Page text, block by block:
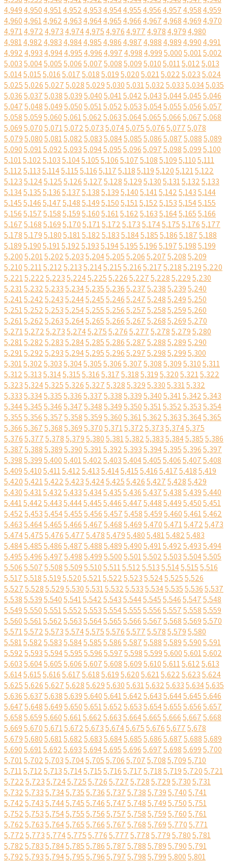
4,9494,9504,9514,9524,9534,9544,9554,9564,9574,9584,959
4,9604,9614,9624,9634,9644,9654,9664,9674,9684,9694,970
4,9714,9724,9734,9744,9754,9764,9774,9784,9794,980
4,9814,9824,9834,9844,9854,9864,9874,9884,9894,9904,991
4,9924,9934,9944,9954,9964,9974,9984,9995,0005,0015,002
5,0035,0045,0055,0065,0075,0085,0095,0105,0115,0125,013
5,0145,0155,0165,0175,0185,0195,0205,0215,0225,0235,024
5,0255,0265,0275,0285,0295,0305,0315,0325,0335,0345,035
5,0365,0375,0385,0395,0405,0415,0425,0435,0445,0455,046
5,0475,0485,0495,0505,0515,0525,0535,0545,0555,0565,057
5,0585,0595,0605,0615,0625,0635,0645,0655,0665,0675,068
5,0695,0705,0715,0725,0735,0745,0755,0765,0775,078
5,0795,0805,0815,0825,0835,0845,0855,0865,0875,0885,089
5,0905,0915,0925,0935,0945,0955,0965,0975,0985,0995,100
5,1015,1025,1035,1045,1055,1065,1075,1085,1095,1105,111
5,1125,1135,1145,1155,1165,1175,1185,1195,1205,1215,122
5,1235,1245,1255,1265,1275,1285,1295,1305,1315,1325,133
5,1345,1355,1365,1375,1385,1395,1405,1415,1425,1435,144
5,1455,1465,1475,1485,1495,1505,1515,1525,1535,1545,155
5,1565,1575,1585,1595,1605,1615,1625,1635,1645,1655,166
5,1675,1685,1695,1705,1715,1725,1735,1745,1755,1765,177
5,1785,1795,1805,1815,1825,1835,1845,1855,1865,1875,188
5,1895,1905,1915,1925,1935,1945,1955,1965,1975,1985,199
5,2005,2015,2025,2035,2045,2055,2065,2075,2085,209
5,2105,2115,2125,2135,2145,2155,2165,2175,2185,2195,220
5,2215,2225,2235,2245,2255,2265,2275,2285,2295,230
5,2315,2325,2335,2345,2355,2365,2375,2385,2395,240
5,2415,2425,2435,2445,2455,2465,2475,2485,2495,250
5,2515,2525,2535,2545,2555,2565,2575,2585,2595,260
5,2615,2625,2635,2645,2655,2665,2675,2685,2695,270
5,2715,2725,2735,2745,2755,2765,2775,2785,2795,280
5,2815,2825,2835,2845,2855,2865,2875,2885,2895,290
5,2915,2925,2935,2945,2955,2965,2975,2985,2995,300
5,3015,3025,3035,3045,3055,3065,3075,3085,3095,3105,311
5,3125,3135,3145,3155,3165,3175,3185,3195,3205,3215,322
5,3235,3245,3255,3265,3275,3285,3295,3305,3315,332
5,3335,3345,3355,3365,3375,3385,3395,3405,3415,3425,343
5,3445,3455,3465,3475,3485,3495,3505,3515,3525,3535,354
5,3555,3565,3575,3585,3595,3605,3615,3625,3635,3645,365
5,3665,3675,3685,3695,3705,3715,3725,3735,3745,375
5,3765,3775,3785,3795,3805,3815,3825,3835,3845,3855,386
5,3875,3885,3895,3905,3915,3925,3935,3945,3955,3965,397
5,3985,3995,4005,4015,4025,4035,4045,4055,4065,4075,408
5,4095,4105,4115,4125,4135,4145,4155,4165,4175,4185,419
5,4205,4215,4225,4235,4245,4255,4265,4275,4285,429
5,4305,4315,4325,4335,4345,4355,4365,4375,4385,4395,440
5,4415,4425,4435,4445,4455,4465,4475,4485,4495,4505,451
5,4525,4535,4545,4555,4565,4575,4585,4595,4605,4615,462
5,4635,4645,4655,4665,4675,4685,4695,4705,4715,4725,473
5,4745,4755,4765,4775,4785,4795,4805,4815,4825,483
5,4845,4855,4865,4875,4885,4895,4905,4915,4925,4935,494
5,4955,4965,4975,4985,4995,5005,5015,5025,5035,5045,505
5,5065,5075,5085,5095,5105,5115,5125,5135,5145,5155,516
5,5175,5185,5195,5205,5215,5225,5235,5245,5255,526
5,5275,5285,5295,5305,5315,5325,5335,5345,5355,5365,537
5,5385,5395,5405,5415,5425,5435,5445,5455,5465,5475,548
5,5495,5505,5515,5525,5535,5545,5555,5565,5575,5585,559
5,5605,5615,5625,5635,5645,5655,5665,5675,5685,5695,570
5,5715,5725,5735,5745,5755,5765,5775,5785,5795,580
5,5815,5825,5835,5845,5855,5865,5875,5885,5895,5905,591
5,5925,5935,5945,5955,5965,5975,5985,5995,6005,6015,602
5,6035,6045,6055,6065,6075,6085,6095,6105,6115,6125,613
5,6145,6155,6165,6175,6185,6195,6205,6215,6225,6235,624
5,6255,6265,6275,6285,6295,6305,6315,6325,6335,6345,635
5,6365,6375,6385,6395,6405,6415,6425,6435,6445,6455,646
5,6475,6485,6495,6505,6515,6525,6535,6545,6555,6565,657
5,6585,6595,6605,6615,6625,6635,6645,6655,6665,6675,668
5,6695,6705,6715,6725,6735,6745,6755,6765,6775,678
5,6795,6805,6815,6825,6835,6845,6855,6865,6875,6885,689
5,6905,6915,6925,6935,6945,6955,6965,6975,6985,6995,700
5,7015,7025,7035,7045,7055,7065,7075,7085,7095,710
5,7115,7125,7135,7145,7155,7165,7175,7185,7195,7205,721
5,7225,7235,7245,7255,7265,7275,7285,7295,7305,731
5,7325,7335,7345,7355,7365,7375,7385,7395,7405,741
5,7425,7435,7445,7455,7465,7475,7485,7495,7505,751
5,7525,7535,7545,7555,7565,7575,7585,7595,7605,761
5,7625,7635,7645,7655,7665,7675,7685,7695,7705,771
5,7725,7735,7745,7755,7765,7775,7785,7795,7805,781
5,7825,7835,7845,7855,7865,7875,7885,7895,7905,791
5,7925,7935,7945,7955,7965,7975,7985,7995,8005,801